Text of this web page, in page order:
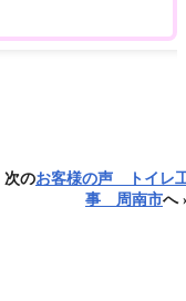
次のお客様の声 トイレ
事 周南市へ